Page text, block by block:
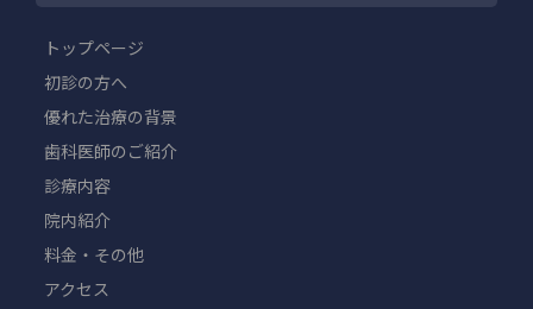
トップページ
初診の方へ
優れた治療の背景
歯科医師のご紹介
診療内容
院内紹介
料金・その他
アクセス